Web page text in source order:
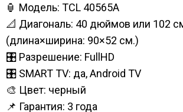
🏮 Модель: TCL 40565A
📐 Диагональ: 40 дюймов или 102
(длина×ширина: 90×52 см.)
🎛️ Разрешение: FullHD
🎛️ SMART TV: да, Android TV
🎨 Цвет: черный
📌 Гарантия: 3 года